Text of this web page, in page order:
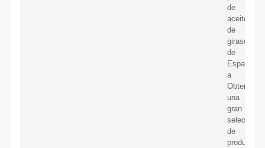
de
aceite
de
girasol
de
Espa?
a
Obtenga
una
gran
selección
de
productos